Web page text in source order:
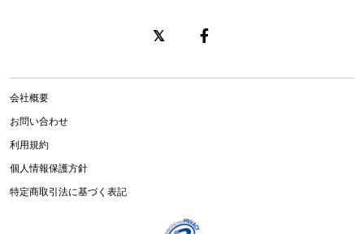
会社概要
お問い合わせ
利用規約
個人情報保護方針
特定商取引法に基づく表記